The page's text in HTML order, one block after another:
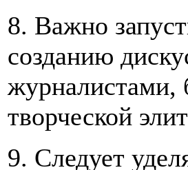
8. Важно
созданию
журналистами,
творческой
9. Следует